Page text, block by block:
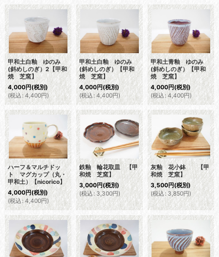
甲和土白釉 ゆのみ
(斜めしのぎ）2【甲和
焼 芝窯】
4,000円(税別)
(税込 : 4,400円)
甲和土白釉 ゆのみ
(斜めしのぎ）【甲和
焼 芝窯】
4,000円(税別)
(税込 : 4,400円)
甲和土青釉 ゆのみ
(斜めしのぎ）【甲和
焼 芝窯】
4,000円(税別)
(税込: 4,400円)
ハーフ＆マルチドッ
ト マグカップ（丸・
甲和土）【nicorico】
4,000円(税別)
(税込: 4,400円)
鉄釉 輪花取皿 【甲
和焼 芝窯】
3,000円(税別)
(税込: 3,300円)
灰釉 花小鉢 【甲
和焼 芝窯】
3,500円(税別)
(税込: 3,850円)